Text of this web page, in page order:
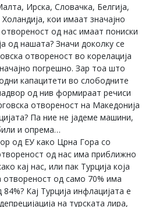
Ирска, Словачка, Белгија,
кои имаат значајно
од нас имаат пониски
од нашата? Значи доколку се
отвореност во корелација
погрешно. Зар тоа што
капацитети во слободните
од нив формираат речиси
отвореност на Македонија
Па ние не јадеме машини,
и опрема…
од ЕУ како Црна Гора со
од нас има приближно
кај нас, или пак Турција која
отвореност од само 70% има
Кај Турција инфлацијата е
на турската лира,